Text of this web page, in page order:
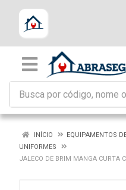
INÍCIO
EQUIPAMENTOS
UNIFORMES
JALECO DE BRIM MANGA CURTA